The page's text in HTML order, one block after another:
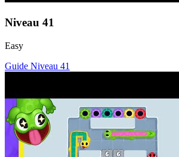
Niveau 41
Easy
Guide Niveau 41